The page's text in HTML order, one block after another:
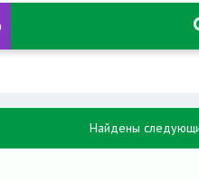
Найдены